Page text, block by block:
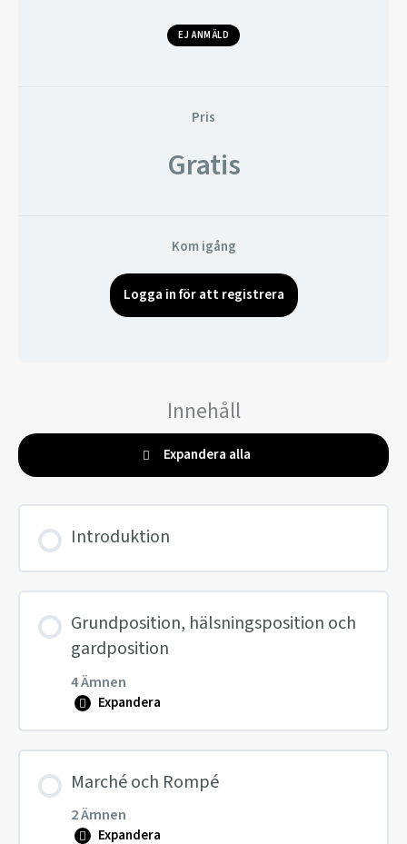
EJ ANMÄLD
Pris
Gratis
Kom igång
Logga in för att registrera
Innehåll
Expandera alla
Introduktion
Grundposition, hälsningsposition och
gardposition
4 Ämnen
Expandera
Innehåll
0% SLUTFÖRT 0/4 steg
Marché och Rompé
2 Ämnen
Expandera